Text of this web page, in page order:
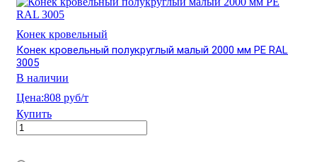
Конек кровельный
Конек кровельный полукруглый малый 2000 мм PE RAL
3005
В наличии
Цена:808 руб/т
Купить